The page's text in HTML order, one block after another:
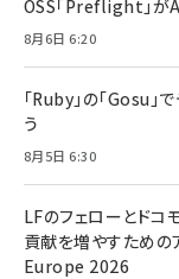
OSS「Preflight」が
8月6日 6:20
「Ruby」の「Gosu」
う
8月5日 6:30
LFのフェローとドコ
貢献を増やすため
Europe 2026